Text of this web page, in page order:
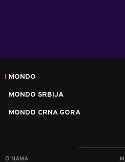
MONDO
MONDO SRBIJA
MONDO CRNA GORA
O NAMA